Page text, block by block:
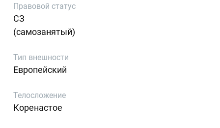
Правовой статус
СЗ
(самозанятый)
Тип внешности
Европейский
Телосложение
Коренастое